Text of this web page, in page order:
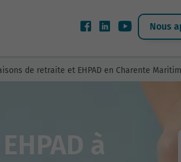
Nous
de retraite et EHPAD en Charente
à